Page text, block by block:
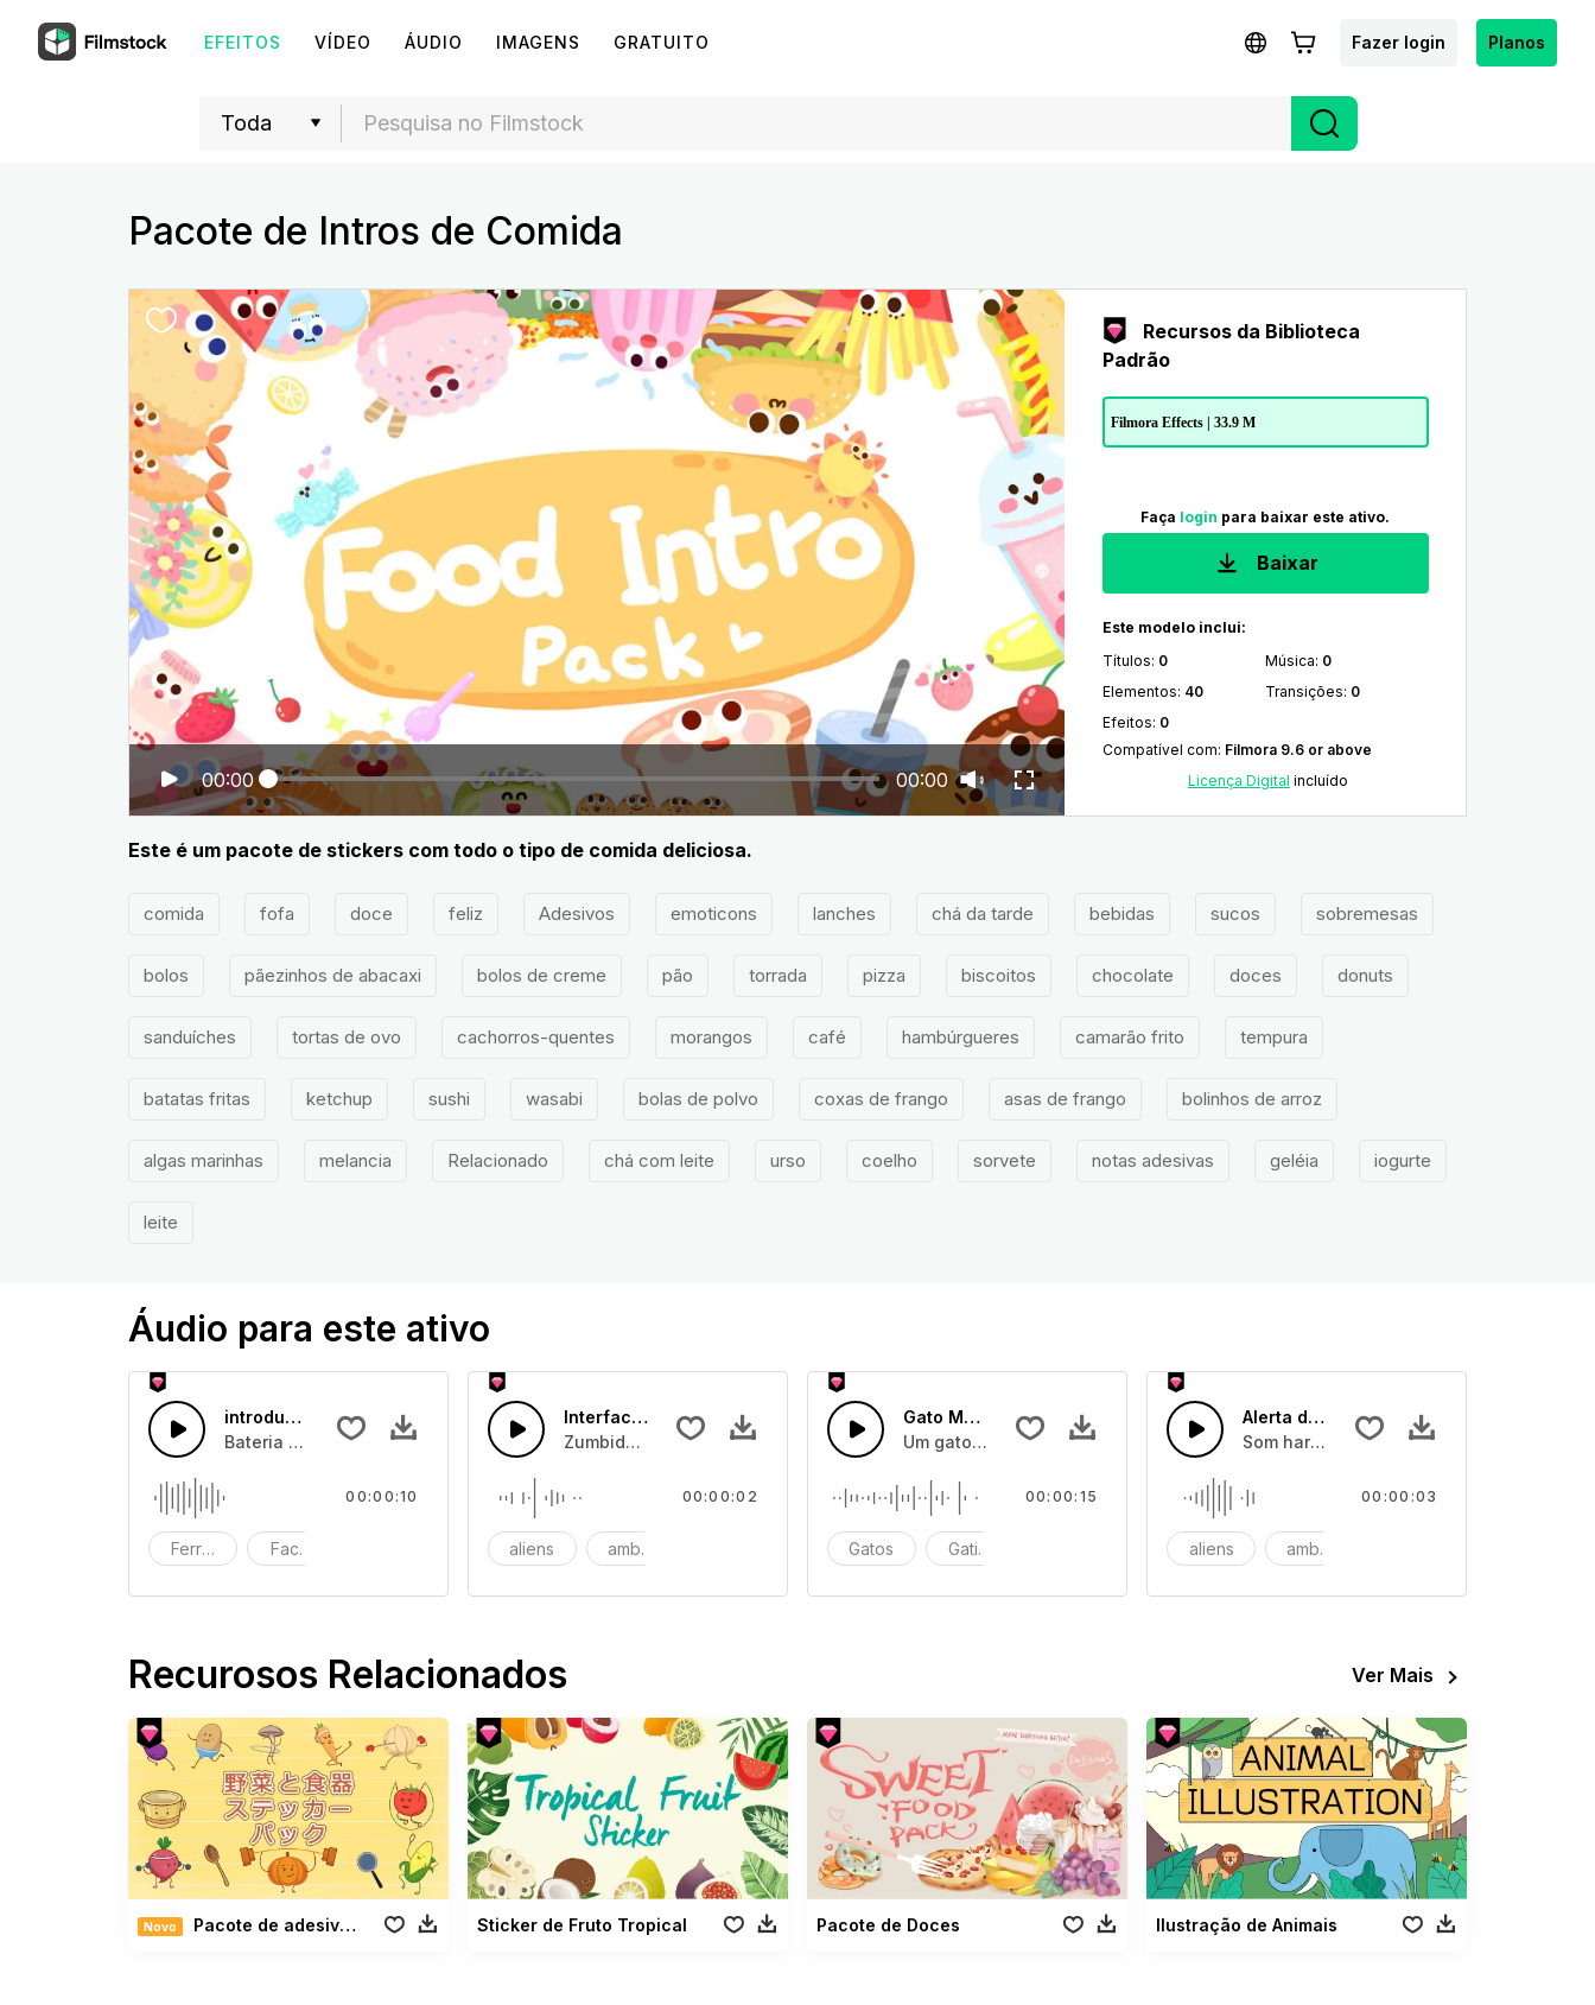
EFEITOS VÍDEO ÁUDIO IMAGENS GRATUITO Fazer login Planos
Pacote de Intros de Comida
00:00 00:00
Recursos da Biblioteca
Padrão
Filmora Effects | 33.9 M
Faça login para baixar este ativo.
Baixar
Este modelo inclui:
Títulos: 0 Música: 0
Elementos: 40 Transições: 0
Efeitos: 0
Compatível com: Filmora 9.6 or above
Licença Digital incluído
Este é um pacote de stickers com todo o tipo de comida deliciosa.
comida fofa doce feliz Adesivos emoticons lanches chá da tarde bebidas sucos sobremesas
bolos pãezinhos de abacaxi bolos de creme pão torrada pizza biscoitos chocolate doces donuts
sanduíches tortas de ovo cachorros-quentes morangos café hambúrgueres camarão frito tempura
batatas fritas ketchup sushi wasabi bolas de polvo coxas de frango asas de frango bolinhos de arroz
algas marinhas melancia Relacionado chá com leite urso coelho sorvete notas adesivas geléia iogurte
leite
Áudio para este ativo
introdução de Rock COMPLETA
Bateria e guitarra de rock para ferroada
Ferroada Facada
00:00:10
Interface de Zumbido
Zumbido de alerta que significa interface aberta.
aliens ambiente
00:00:02
Gato Mastigando
Um gato ou gatos comendo
Gatos Gatinhos
00:00:15
Alerta de Conexão da Interface
Som harmónico prolongada criado
aliens ambiente
00:00:03
Recurosos Relacionados Ver Mais
Novo Pacote de adesivos de legumes e talheres Sticker de Fruto Tropical Pacote de Doces Ilustração de Animais